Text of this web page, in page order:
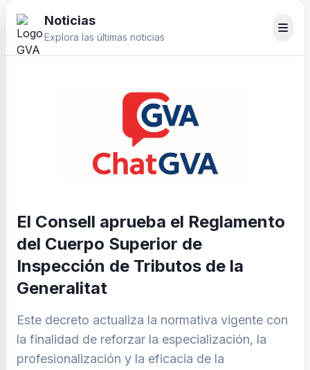
Noticias
Explora las últimas noticias
El Consell aprueba el Reglamento
del Cuerpo Superior de
Inspección de Tributos de la
Generalitat
Este decreto actualiza la normativa vigente con
la finalidad de reforzar la especialización, la
profesionalización y la eficacia de la